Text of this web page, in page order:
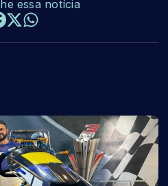
essa notícia